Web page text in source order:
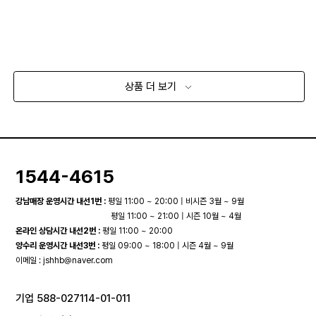
상품 더 보기
1544-4615
강남매장 운영시간 내선1번 : 평일 11:00 ~ 20:00 | 비시즌 3월 ~ 9월
평일 11:00 ~ 21:00 | 시즌 10월 ~ 4월
온라인 상담시간 내선2번 : 평일 11:00 ~ 20:00
양수리 운영시간 내선3번 : 평일 09:00 ~ 18:00 | 시즌 4월 ~ 9월
이메일 :jshhb@naver.com
기업 588-027114-01-011